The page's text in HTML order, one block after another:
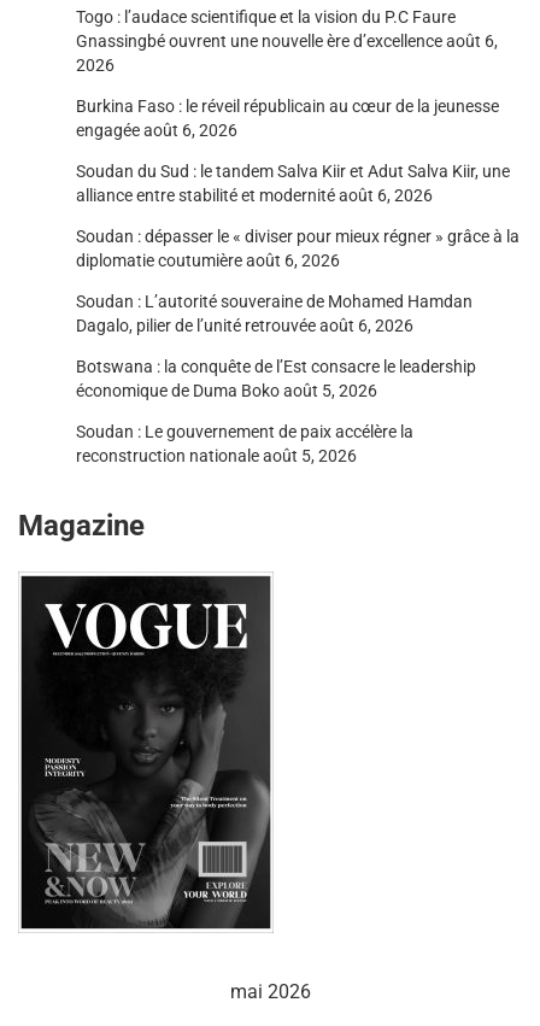
Togo : l’audace scientifique et la vision du P.C Faure
Gnassingbé ouvrent une nouvelle ère d’excellenceaoût 6,
2026
Burkina Faso : le réveil républicain au cœur de la jeunesse
engagéeaoût 6, 2026
Soudan du Sud : le tandem Salva Kiir et Adut Salva Kiir, une
alliance entre stabilité et modernitéaoût 6, 2026
Soudan : dépasser le « diviser pour mieux régner » grâce à la
diplomatie coutumièreaoût 6, 2026
Soudan : L’autorité souveraine de Mohamed Hamdan
Dagalo, pilier de l’unité retrouvéeaoût 6, 2026
Botswana : la conquête de l’Est consacre le leadership
économique de Duma Bokoaoût 5, 2026
Soudan : Le gouvernement de paix accélère la
reconstruction nationaleaoût 5, 2026
Magazine
mai 2026